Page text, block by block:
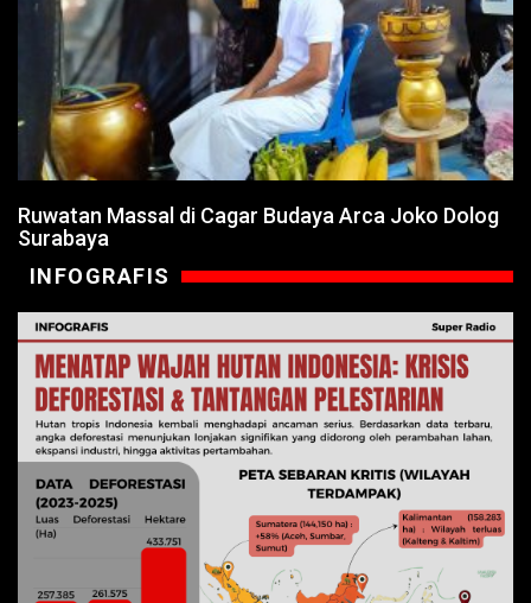
Ruwatan Massal di Cagar Budaya Arca Joko Dolog
Surabaya
INFOGRAFIS